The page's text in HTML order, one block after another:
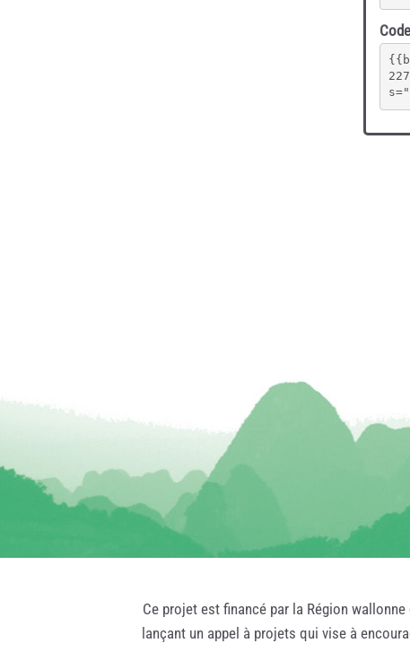
Ce projet est financé par la Région
lançant un appel à projets qui vise à